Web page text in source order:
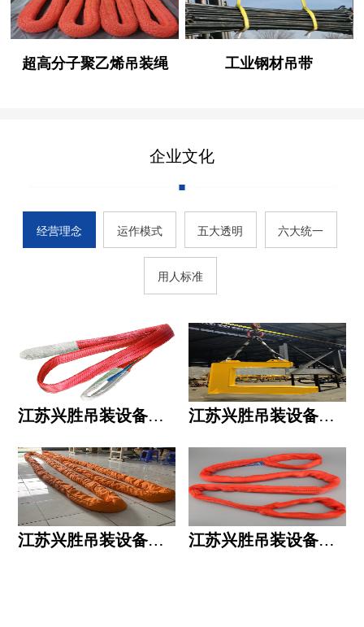
超高分子聚乙烯吊装绳 工业钢材吊带
企业文化
经营理念 运作模式 五大透明 六大统一
用人标准
江苏兴胜吊装设备有限公司的用人标准 江苏兴胜吊装设备有限公司的六大统一
江苏兴胜吊装设备有限公司五大透明 江苏兴胜吊装设备有限公司运作模式